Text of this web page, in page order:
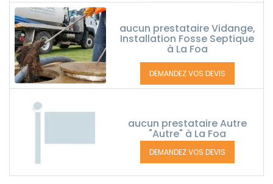
aucun prestataire Vidange,
Installation Fosse Septique
à La Foa
DEMANDEZ VOS DEVIS
aucun prestataire Autre
"Autre" à La Foa
DEMANDEZ VOS DEVIS